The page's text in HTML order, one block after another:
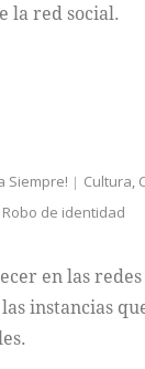
la red social.
Siempre! Cultura,
Robo de identidad
en las redes
instancias